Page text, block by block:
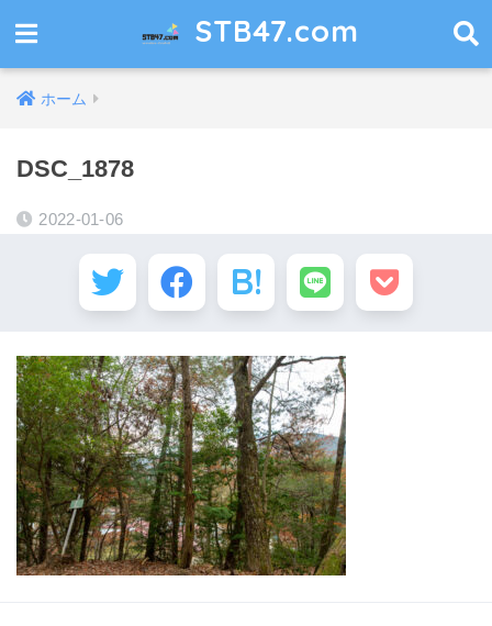
STB47.com
ホーム
DSC_1878
2022-01-06